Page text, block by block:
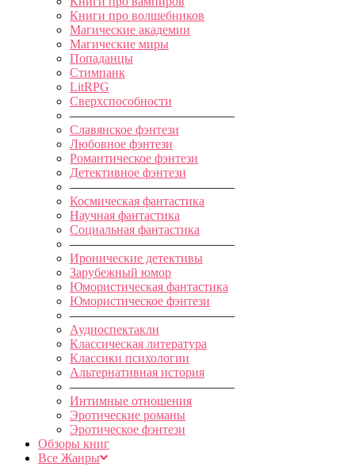
Книги про волшебников
Магические академии
Магические миры
Попаданцы
Стимпанк
LitRPG
Сверхспособности
—————————————
Славянское фэнтези
Любовное фэнтези
Романтическое фэнтези
Детективное фэнтези
—————————————
Космическая фантастика
Научная фантастика
Социальная фантастика
—————————————
Иронические детективы
Зарубежный юмор
Юмористическая фантастика
Юмористическое фэнтези
—————————————
Аудиоспектакли
Классическая литература
Классики психологии
Альтернативная история
—————————————
Интимные отношения
Эротические романы
Эротическое фэнтези
Обзоры книг
Все Жанры